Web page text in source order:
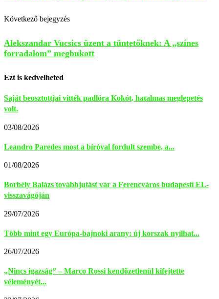
Következő bejegyzés
Alekszandar Vucsics üzent a tüntetőknek: A „színes
forradalom” megbukott
Ezt is kedvelheted
Saját beosztottjai vitték padlóra Kokót, hatalmas meglepetés
volt.
03/08/2026
Leandro Paredes most a bíróval fordult szembe, a...
01/08/2026
Borbély Balázs továbbjutást vár a Ferencváros budapesti EL-
visszavágóján
29/07/2026
Több mint egy Európa-bajnoki arany: új korszak nyílhat...
26/07/2026
„Nincs igazság” – Marco Rossi kendőzetlenül kifejtette
véleményét...